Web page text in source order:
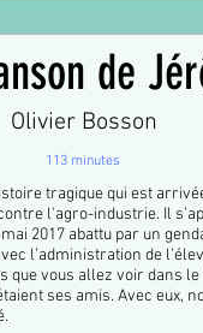
de
Olivier Bosson
113 minutes
tragique qui est
l'agro-industrie. Il
2017 abattu par un
l’administration de
que vous allez voir dans
ses amis. Avec eux,